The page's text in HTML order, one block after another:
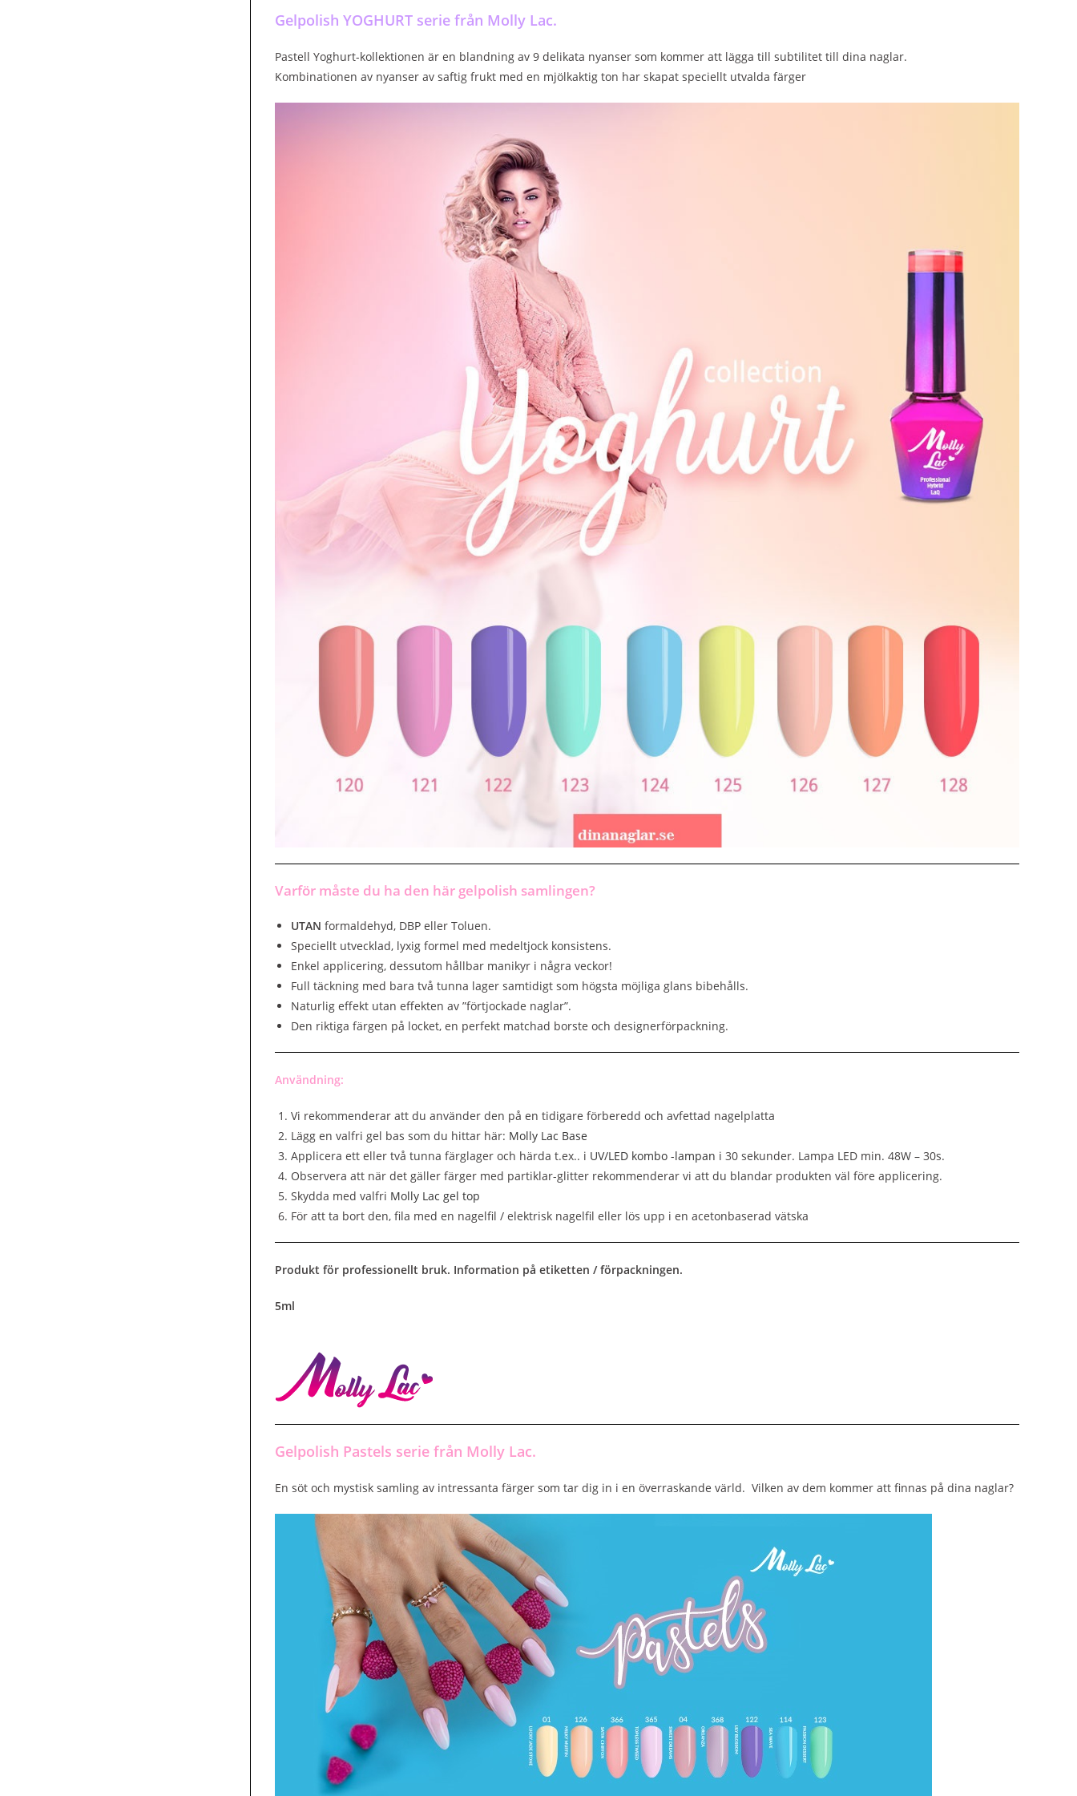
Gelpolish YOGHURT serie från Molly Lac.
Pastell Yoghurt-kollektionen är en blandning av 9 delikata nyanser som kommer att lägga till subtilitet till dina naglar.
Kombinationen av nyanser av saftig frukt med en mjölkaktig ton har skapat speciellt utvalda färger
Varför måste du ha den här gelpolish samlingen?
UTAN formaldehyd, DBP eller Toluen.
Speciellt utvecklad, lyxig formel med medeltjock konsistens.
Enkel applicering, dessutom hållbar manikyr i några veckor!
Full täckning med bara två tunna lager samtidigt som högsta möjliga glans bibehålls.
Naturlig effekt utan effekten av ”förtjockade naglar”.
Den riktiga färgen på locket, en perfekt matchad borste och designerförpackning.
Användning:
Vi rekommenderar att du använder den på en tidigare förberedd och avfettad nagelplatta
Lägg en valfri gel bas som du hittar här: Molly Lac Base
Applicera ett eller två tunna färglager och härda t.ex.. i UV/LED kombo -lampan i 30 sekunder. Lampa LED min. 48W – 30s.
Observera att när det gäller färger med partiklar-glitter rekommenderar vi att du blandar produkten väl före applicering.
Skydda med valfri Molly Lac gel top
För att ta bort den, fila med en nagelfil / elektrisk nagelfil eller lös upp i en acetonbaserad vätska
Produkt för professionellt bruk. Information på etiketten / förpackningen.
5ml
Gelpolish Pastels serie från Molly Lac.
En söt och mystisk samling av intressanta färger som tar dig in i en överraskande värld. Vilken av dem kommer att finnas på dina naglar?